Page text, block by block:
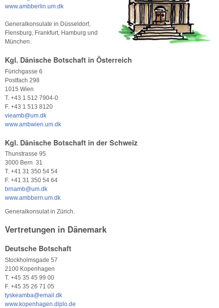
www.ambberlin.um.dk
Generalkonsulate in Düsseldorf,
Flensburg, Frankfurt, Hamburg und
München.
Kgl. Dänische Botschaft in Österreich
Fürichgasse 6
Postfach 298
1015 Wien
T. +43 1 512 7904-0
F. +43 1 513 8120
vieamb@um.dk
www.ambwien.um.dk
Kgl. Dänische Botschaft in der Schweiz
Thunstrasse 95
3000 Bern 31
T. +41 31 350 54 54
F. +41 31 350 54 64
brnamb@um.dk
www.ambbern.um.dk
Generalkonsulat in Zürich.
Vertretungen in Dänemark
Deutsche Botschaft
Stockholmsgade 57
2100 Kopenhagen
T. +45 35 45 99 00
F. +45 35 26 71 05
tyskeamba@email.dk
www.kopenhagen.diplo.de